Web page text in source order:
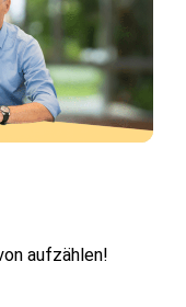
aufzählen!